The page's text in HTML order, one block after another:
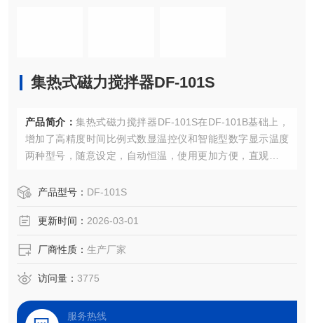
集热式磁力搅拌器DF-101S
产品简介： 集热式磁力搅拌器DF-101S在DF-101B基础上，
增加了高精度时间比例式数显温控仪和智能型数字显示温度
两种型号，随意设定，自动恒温，使用更加方便，直观，控
产品型号： DF-101S
更新时间： 2026-03-01
厂商性质： 生产厂家
访问量： 3775
服务热线